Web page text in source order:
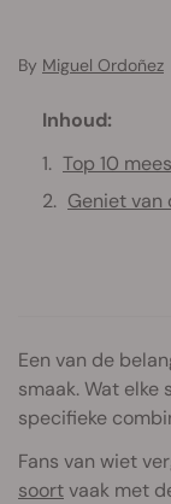
By Miguel Ordoñez
Inhoud:
Top 10
Geniet van
Een van de
smaak. Wat elke
specifieke
Fans van wiet
soortvaak met